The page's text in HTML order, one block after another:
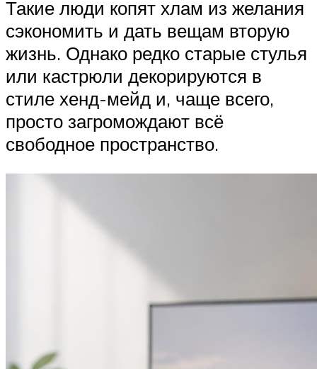
Такие люди копят хлам из желания
сэкономить и дать вещам вторую
жизнь. Однако редко старые стулья
или кастрюли декорируются в
стиле хенд-мейд и, чаще всего,
просто загромождают всё
свободное пространство.